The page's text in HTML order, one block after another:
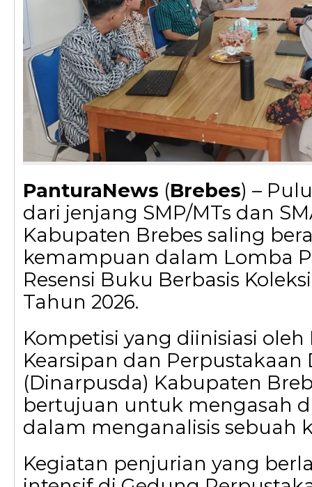
PanturaNews (Brebes) –
dari jenjang SMP/MTs dan
Kabupaten Brebes saling
kemampuan dalam Lomba
Resensi Buku Berbasis
Tahun 2026.
Kompetisi yang diinisiasi oleh
Kearsipan dan Perpustakaan
(Dinarpusda) Kabupaten
bertujuan untuk mengasah
dalam menganalisis sebuah
Kegiatan penjurian yang